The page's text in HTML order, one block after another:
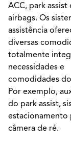
ACC, park assist
airbags. Os
assistência
diversas
totalmente
necessidades e
comodidades
Por exemplo,
do park assist,
estacionamento
câmera de ré.